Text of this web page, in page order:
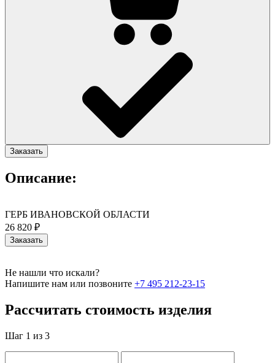
Заказать
Описание:
ГЕРБ ИВАНОВСКОЙ ОБЛАСТИ
26 820 ₽
Заказать
Не нашли что искали?
Напишите нам или позвоните +7 495 212-23-15
Рассчитать стоимость изделия
Шаг 1 из 3